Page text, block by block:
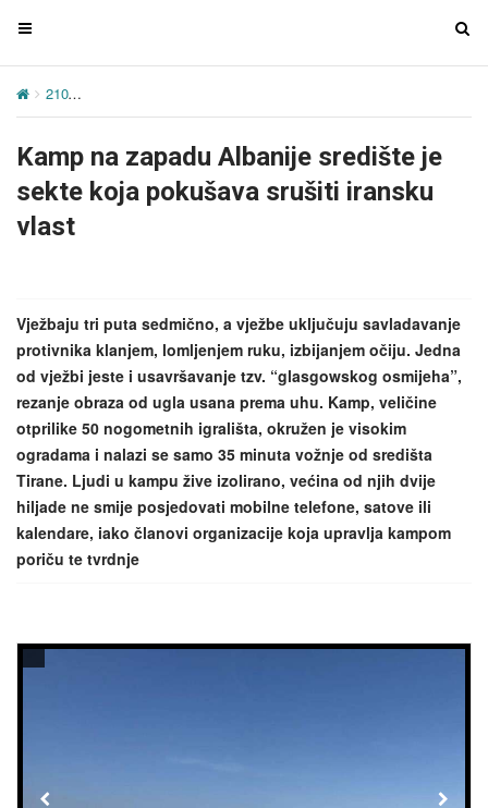
T
g
e
n
v
a
i
T
i
210
Kamp na zapadu Albanije središte je
sekte koja pokušava srušiti iransku
vlast
Vježbaju tri puta sedmično, a vježbe uključuju savladavanje
protivnika klanjem, lomljenjem ruku, izbijanjem očiju. Jedna
od vježbi jeste i usavršavanje tzv. “glasgowskog osmijeha”,
rezanje obraza od ugla usana prema uhu. Kamp, veličine
otprilike 50 nogometnih igrališta, okružen je visokim
ogradama i nalazi se samo 35 minuta vožnje od središta
Tirane. Ljudi u kampu žive izolirano, većina od njih dvije
hiljade ne smije posjedovati mobilne telefone, satove ili
kalendare, iako članovi organizacije koja upravlja kampom
poriču te tvrdnje